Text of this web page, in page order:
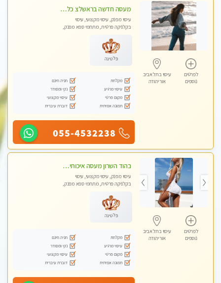
לפרטים
נוספים
עיסוי בתל אביב
אור יהודה
מעסה חדשה בראשלצ כל סוגי העיסויים מעסה מקצועית ואיכותית פרטי!!!
עיסוי מפנק, עיסוי מקצועי, עיסוי
בקלניקה פרטית, מתחמי ספא מפנק,
פלטינה
מקלחת
חניה חינם
עיסוי מרגיע
נקי ומסודר
מקום פרטי
עיסוי מקצועי
תמונה אמיתית
דוברת עיברית
055-4532238
לפרטים
נוספים
עיסוי בתל אביב
אור יהודה
בהוד השרון מעסה איכותית מקצועית ומפנקת מאוד
עיסוי מפנק, עיסוי מקצועי, עיסוי
בקלניקה פרטית, מתחמי ספא מפנק,
פלטינה
מקלחת
חניה חינם
עיסוי מרגיע
נקי ומסודר
מקום פרטי
עיסוי מקצועי
תמונה אמיתית
דוברת עיברית